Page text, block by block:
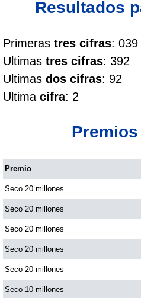
Chontico Día
Chontico Noche
Culona día
Dorado Mañana
Dorado Tarde
Dorado Noche
Resultados
Primeras tres cifras: 039
Ultimas tres cifras: 392
Ultimas dos cifras: 92
Ultima cifra: 2
Premio
Seco 20 millones
Seco 20 millones
Seco 20 millones
Seco 20 millones
Seco 20 millones
Seco 10 millones